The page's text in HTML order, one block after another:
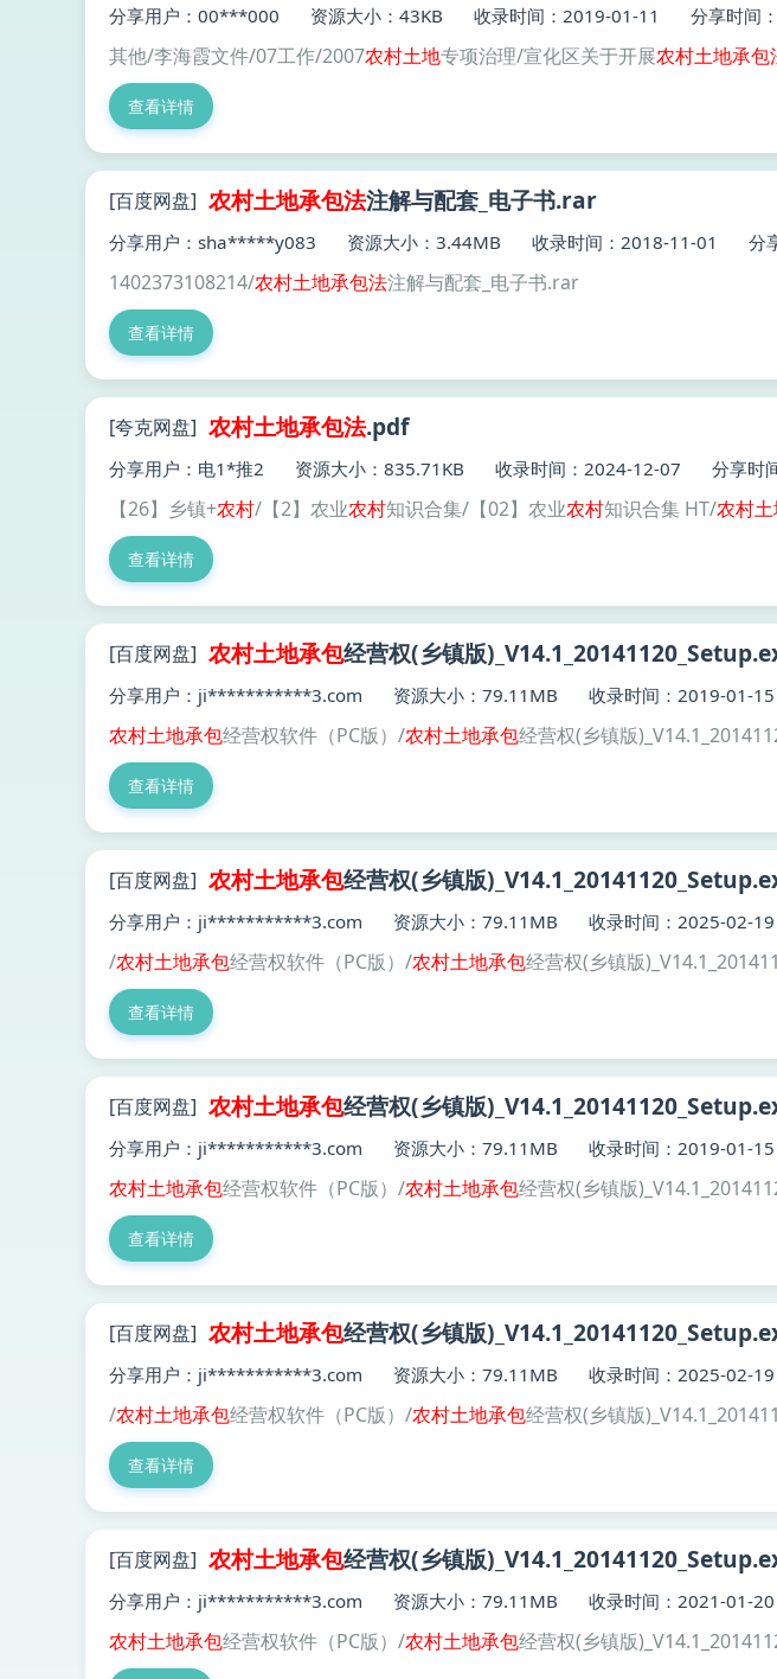
分享用户：00***000 资源大小：43KB 收录时间：2019-01-11 分享时间
其他/李海霞文件/07工作/2007农村土地专项治理/宣化区关于开展农村土地承包
查看详情
[百度网盘] 农村土地承包法注解与配套_电子书.rar
分享用户：sha*****y083 资源大小：3.44MB 收录时间：2018-11-01 分
1402373108214/农村土地承包法注解与配套_电子书.rar
查看详情
[夸克网盘] 农村土地承包法.pdf
分享用户：电1*推2 资源大小：835.71KB 收录时间：2024-12-07 分享时
【26】乡镇+农村/【2】农业农村知识合集/【02】农业农村知识合集 HT/农村
查看详情
[百度网盘] 农村土地承包经营权(乡镇版
分享用户：ji***********3.com 资源大小：79.11MB 收录时间：2019-01-15
农村土地承包经营权软件（PC版）/农村土地承包经营权(乡镇版
查看详情
[百度网盘] 农村土地承包经营权(乡镇版
分享用户：ji***********3.com 资源大小：79.11MB 收录时间：2025-02-19
/农村土地承包经营权软件（PC版）/农村土地承包经营权(乡镇版
查看详情
[百度网盘] 农村土地承包经营权(乡镇版
分享用户：ji***********3.com 资源大小：79.11MB 收录时间：2019-01-15
农村土地承包经营权软件（PC版）/农村土地承包经营权(乡镇版
查看详情
[百度网盘] 农村土地承包经营权(乡镇版
分享用户：ji***********3.com 资源大小：79.11MB 收录时间：2025-02-19
/农村土地承包经营权软件（PC版）/农村土地承包经营权(乡镇版
查看详情
[百度网盘] 农村土地承包经营权(乡镇版
分享用户：ji***********3.com 资源大小：79.11MB 收录时间：2021-01-20
农村土地承包经营权软件（PC版）/农村土地承包经营权(乡镇版